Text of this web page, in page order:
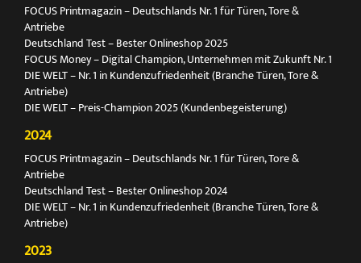
FOCUS Printmagazin – Deutschlands Nr. 1 für Türen, Tore &
Antriebe
Deutschland Test – Bester Onlineshop 2025
FOCUS Money – Digital Champion, Unternehmen mit Zukunft Nr. 1
DIE WELT – Nr. 1 in Kundenzufriedenheit (Branche Türen, Tore &
Antriebe)
DIE WELT – Preis-Champion 2025 (Kundenbegeisterung)
2024
FOCUS Printmagazin – Deutschlands Nr. 1 für Türen, Tore &
Antriebe
Deutschland Test – Bester Onlineshop 2024
DIE WELT – Nr. 1 in Kundenzufriedenheit (Branche Türen, Tore &
Antriebe)
2023